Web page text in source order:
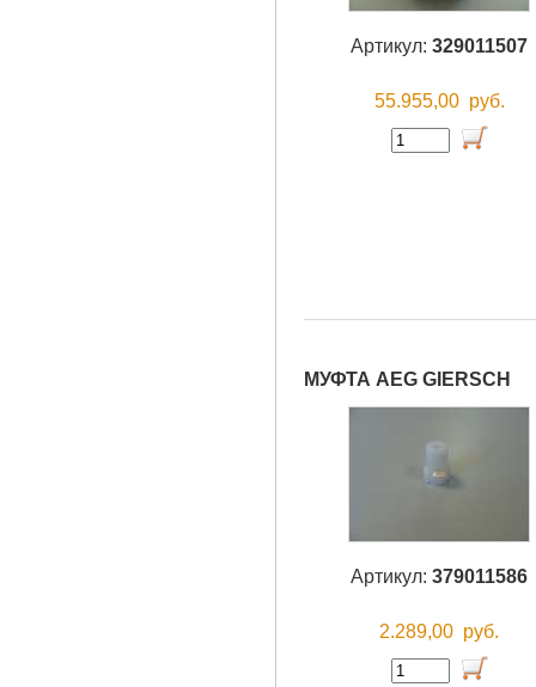
Артикул: 329011507
55.955,00 руб.
МУФТА AEG GIERSCH
Артикул: 379011586
2.289,00 руб.